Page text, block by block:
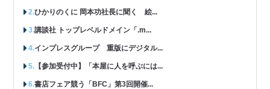
ひかりのくに 岡本功社長に聞く 絵...
講談社 トップレベルドメイン「.m...
インプレスグループ 重版にデジタル...
【参加受付中】「本屋に人を呼ぶには...
書店フェア競う「BFC」第3回開催...